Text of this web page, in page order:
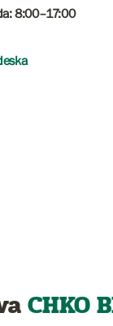
8:00–17:00​​​​​
CHKO